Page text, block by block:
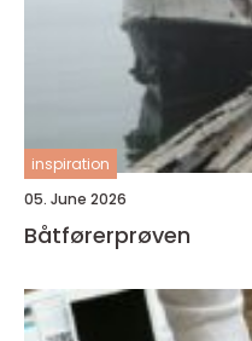
inspiration
05. June 2026
Båtførerprøven